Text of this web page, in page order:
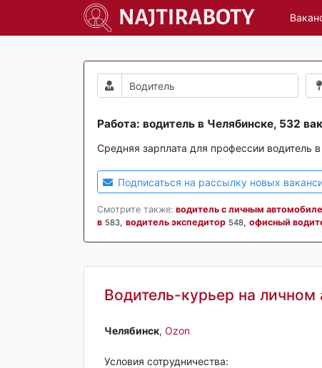
Работа: водитель в Челябинске, 532
Средняя зарплата для профессии водитель
Подписаться на рассылку новых
Смотрите также: водитель с личным
в 583, водитель экспедитор 548, офисный
Водитель-курьер на
Челябинск‎, Ozon
Условия сотрудничества: